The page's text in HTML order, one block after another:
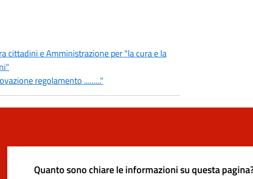
cittadini e Amministrazione per "la cura e la
regolamento ........."
Quanto sono chiare le informazioni su questa